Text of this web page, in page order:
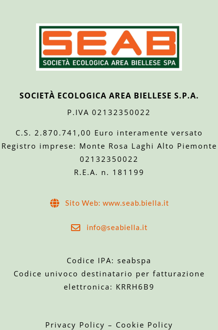
SOCIETÀ ECOLOGICA AREA BIELLESE S.P.A.
P.IVA 02132350022
C.S. 2.870.741,00 Euro interamente versato
Registro imprese: Monte Rosa Laghi Alto Piemonte
02132350022
R.E.A. n. 181199
Sito Web: www.seab.biella.it
info@seabiella.it
Codice IPA: seabspa
Codice univoco destinatario per fatturazione
elettronica: KRRH6B9
Privacy Policy – Cookie Policy